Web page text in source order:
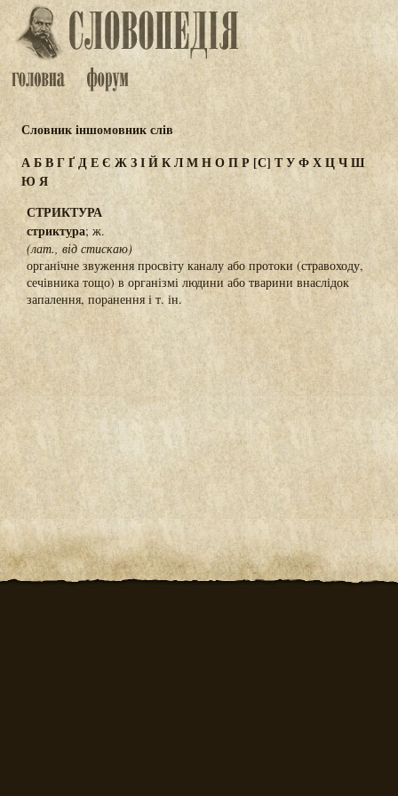
Словник іншомовник слів
АБВГҐДЕЄ ЖЗІЙКЛМНОПР [С] ТУФХЦЧШ
Ю Я
СТРИКТУРА
стриктура; ж.
(лат., від стискаю)
органічне звуження просвіту каналу або протоки (стравоходу,
сечівника тощо) в організмі людини або тварини внаслідок
запалення, поранення і т. ін.